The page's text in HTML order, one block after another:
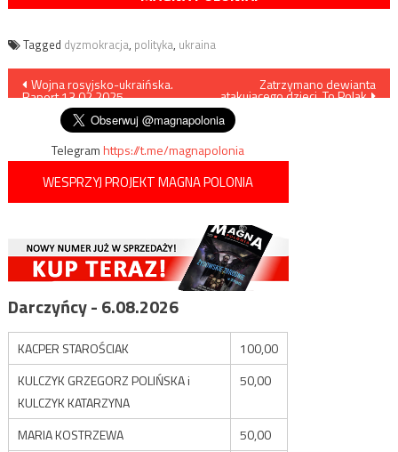
Tagged dyzmokracja, polityka, ukraina
Nawigacja
wpisu
Wojna rosyjsko-ukraińska.
Raport 13.02.2025
Zatrzymano dewianta
atakującego dzieci. To Polak
Telegramhttps://t.me/magnapolonia
WESPRZYJ PROJEKT MAGNA POLONIA
Darczyńcy - 6.08.2026
KACPER STAROŚCIAK
100,00
KULCZYK GRZEGORZ POLIŃSKA i
KULCZYK KATARZYNA
50,00
MARIA KOSTRZEWA 50,00